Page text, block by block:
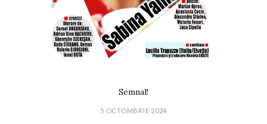
Semnal!
5 OCTOMBRIE 2024